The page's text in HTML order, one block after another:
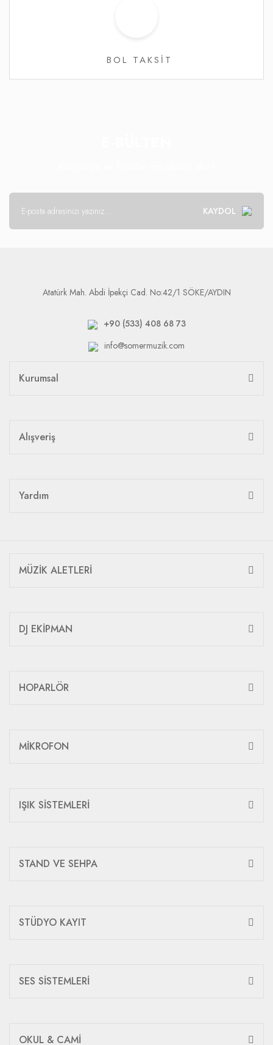
BOL TAKSİT
KAYDOL
Atatürk Mah. Abdi İpekçi Cad. No:42/1 SÖKE/AYDIN
+90 (533) 408 68 73
info@somermuzik.com
Kurumsal
Alışveriş
Yardım
MÜZİK ALETLERİ
DJ EKİPMAN
HOPARLÖR
MİKROFON
IŞIK SİSTEMLERİ
STAND VE SEHPA
STÜDYO KAYIT
SES SİSTEMLERİ
OKUL & CAMİ